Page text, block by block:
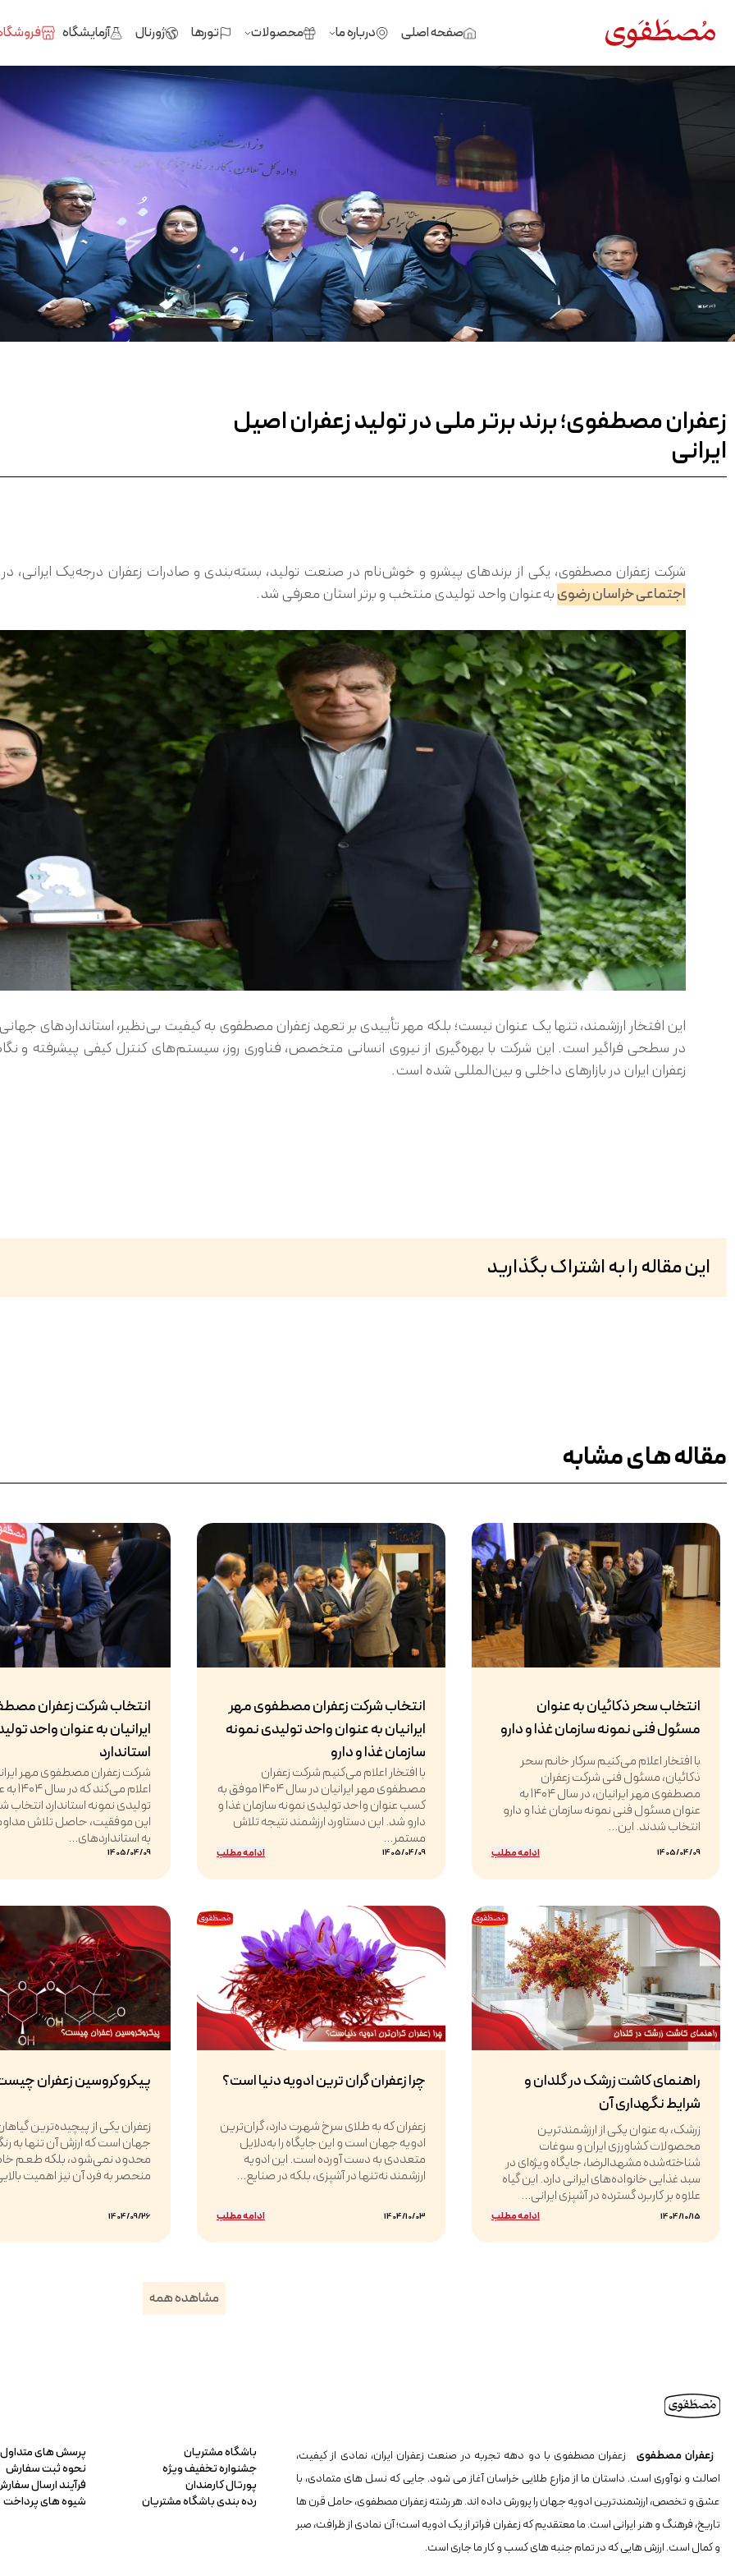
صفحه اصلی درباره ما محصولات تورها ژورنال آزمایشگاه
زعفران مصطفوی؛ برند برتر ملی در تولید زعفران اصیل
ایرانی
شرکت زعفران مصطفوی، یکی از برندهای پیشرو و خوش‌نام در صنعت تولید، بسته‌بندی و صادرات زعفران درجه‌یک ایرانی، در تاریخ ۶ اردیبهشت
اجتماعی خراسان رضویبه‌عنوان واحد تولیدی منتخب و برتر استان معرفی شد.
این افتخار ارزشمند، تنها یک عنوان نیست؛ بلکه مهر تأییدی بر تعهد زعفران مصطفوی به کیفیت بی‌نظیر، استانداردهای
در سطحی فراگیر است. این شرکت با بهره‌گیری از نیروی انسانی متخصص، فناوری روز، سیستم‌های کنترل کیفی پیشرفته و
زعفران ایران در بازارهای داخلی و بین‌المللی شده است.
این مقاله را به اشتراک بگذارید
مقاله های مشابه
انتخاب سحر ذکائیان به عنوان
مسئول فنی نمونه سازمان غذا و دارو
با افتخار اعلام می‌کنیم سرکار خانم سحر
ذکائیان، مسئول فنی شرکت زعفران
مصطفوی مهر ایرانیان، در سال ۱۴۰۴ به
عنوان مسئول فنی نمونه سازمان غذا و دارو
انتخاب شدند. این...
1405/04/09 ادامه مطلب
انتخاب شرکت زعفران مصطفوی مهر
ایرانیان به عنوان واحد تولیدی نمونه
سازمان غذا و دارو
با افتخار اعلام می‌کنیم شرکت زعفران
مصطفوی مهر ایرانیان در سال ۱۴۰۴ موفق به
کسب عنوان واحد تولیدی نمونه سازمان غذا و
دارو شد. این دستاورد ارزشمند نتیجه تلاش
مستمر...
1405/04/09 ادامه مطلب
انتخاب شرکت زعفران
ایرانیان به عنوان واحد
استاندارد
شرکت زعفران مصطفوی مهر
اعلام
تولیدی نمونه استاندارد
این موفقیت، حاصل تلاش
به استانداردهای...
1405/04/09
راهنمای کاشت زرشک در گلدان و
شرایط نگهداری آن
زرشک، به عنوان یکی از ارزشمندترین
محصولات کشاورزی ایران و سوغات
شناخته‌شده مشهدالرضا، جایگاه ویژه‌ای در
سبد غذایی خانواده‌های ایرانی دارد. این گیاه
علاوه بر کاربرد گسترده در آشپزی ایرانی...
1404/10/15 ادامه مطلب
چرا زعفران گران ترین ادویه دنیا است؟
زعفران که به طلای سرخ شهرت دارد، گران‌ترین
ادویه جهان است و این جایگاه را به‌دلایل
متعددی به دست آورده است. این ادویه
ارزشمند نه‌تنها در آشپزی، بلکه در صنایع...
1404/10/03 ادامه مطلب
پیکروکروسین زعفران
زعفران یکی از پیچیده‌ترین
جهان است که ارزش آن تنها به
محدود نمی‌شود، بلکه طعم
منحصر به فرد آن نیز اهمیت
1404/09/26
مشاهده همه
زعفران مصطفوی
زعفران مصطفوی با دو دهه تجربه در صنعت زعفران ایران، نمادی از کیفیت،
اصالت و نوآوری است. داستان ما از مزارع طلایی خراسان آغاز می شود. جایی که نسل های متمادی، با
عشق و تخصص، ارزشمندترین ادویه جهان را پرورش داده اند. هر رشته زعفران مصطفوی، حامل قرن ها
تاریخ، فرهنگ و هنر ایرانی است. ما معتقدیم که زعفران فراتر از یک ادویه است؛ آن نمادی از ظرافت، صبر
و کمال است. ارزش هایی که در تمام جنبه های کسب و کار ما جاری است.
باشگاه مشتریان
جشنواره تخفیف ویژه
پورتال کارمندان
رده بندی باشگاه مشتریان
پرسش های متداول
نحوه ثبت سفارش
فرآیند ارسال
شیوه های پرداخت